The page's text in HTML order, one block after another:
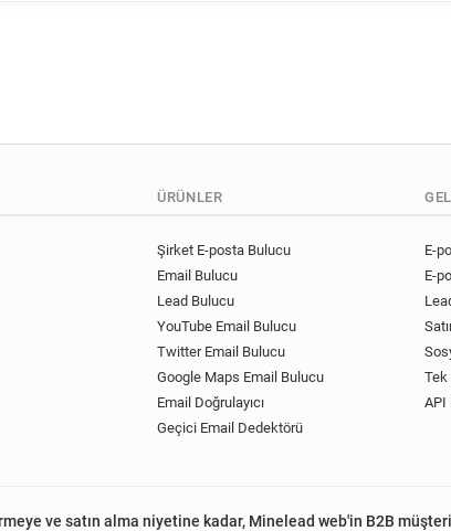
ÜRÜNLER
Şirket E-posta Bulucu
Email Bulucu
Lead Bulucu
YouTube Email Bulucu
Twitter Email Bulucu
Google Maps Email Bulucu
Email Doğrulayıcı
Geçici Email Dedektörü
E-
E-
Tek
API
ve satın alma niyetine kadar, Minelead web'in B2B